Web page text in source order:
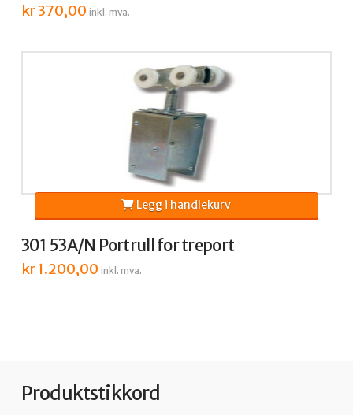
kr370,00 inkl. mva.
301 53A/N Portrull for treport
kr1.200,00 inkl. mva.
Legg i handlekurv
Produktstikkord